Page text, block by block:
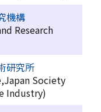
機構
Research
研究所
Society
Industry)